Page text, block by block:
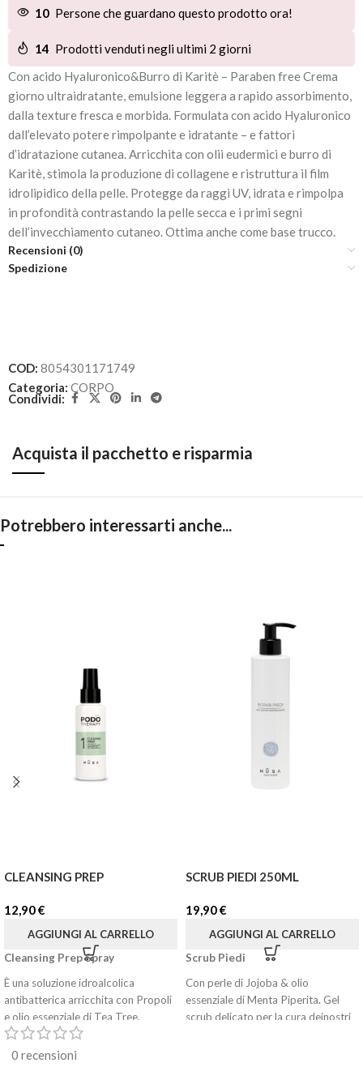
10 Persone che guardano questo prodotto ora!
14 Prodotti venduti negli ultimi 2 giorni
Con acido Hyaluronico&Burro di Karitè – Paraben free Crema
giorno ultraidratante, emulsione leggera a rapido assorbimento,
dalla texture fresca e morbida. Formulata con acido Hyaluronico
dall’elevato potere rimpolpante e idratante – e fattori
d’idratazione cutanea. Arricchita con olii eudermici e burro di
Karitè, stimola la produzione di collagene e ristruttura il film
idrolipidico della pelle. Protegge da raggi UV, idrata e rimpolpa
in profondità contrastando la pelle secca e i primi segni
dell’invecchiamento cutaneo. Ottima anche come base trucco.
Recensioni (0)
Spedizione
COD: 8054301171749
Categoria: CORPO
Condividi:
Acquista il pacchetto e risparmia
Potrebbero interessarti anche...
CLEANSING PREP
12,90€
AGGIUNGI AL CARRELLO
Cleansing Prep Spray
È una soluzione idroalcolica
antibatterica arricchita con Propoli
e olio essenziale di Tea Tree,
dalle proprietà antimicotiche e
antinfiammatorie, destinata alla
SCRUB PIEDI 250ML
19,90€
AGGIUNGI AL CARRELLO
Scrub Piedi
Con perle di Jojoba & olio
essenziale di Menta Piperita. Gel
scrub delicato per la cura deinostri
0 recensioni